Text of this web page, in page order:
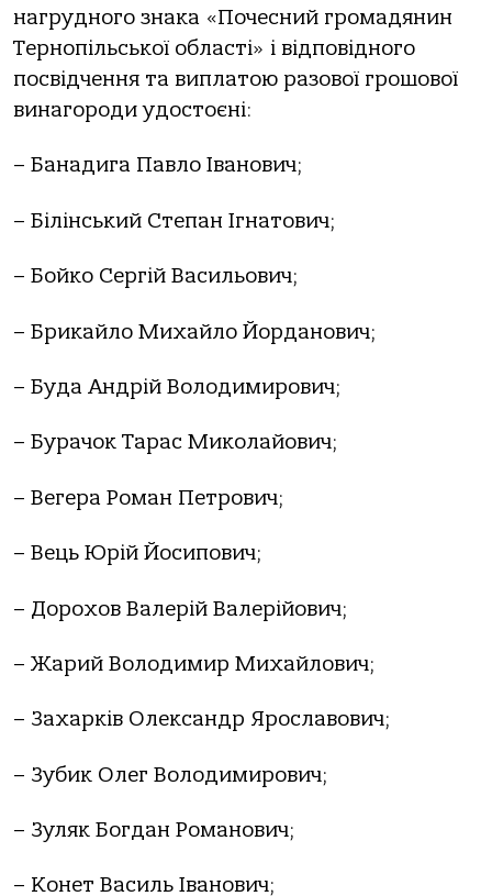
нагрудного знака «Почесний громадянин
Тернопільської області» і відповідного
посвідчення та виплатою разової грошової
винагороди удостоєні:
– Банадига Павло Іванович;
– Білінський Степан Ігнатович;
– Бойко Сергій Васильович;
– Брикайло Михайло Йорданович;
– Буда Андрій Володимирович;
– Бурачок Тарас Миколайович;
– Вегера Роман Петрович;
– Вець Юрій Йосипович;
– Дорохов Валерій Валерійович;
– Жарий Володимир Михайлович;
– Захарків Олександр Ярославович;
– Зубик Олег Володимирович;
– Зуляк Богдан Романович;
– Конет Василь Іванович;